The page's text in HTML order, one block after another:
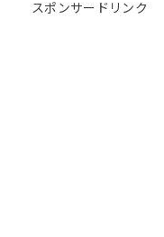
スポンサードリンク